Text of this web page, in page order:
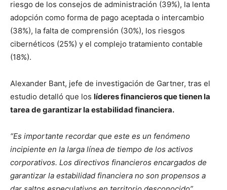
riesgo de los consejos de administración (39%), la lenta
adopción como forma de pago aceptada o intercambio
(38%), la falta de comprensión (30%), los riesgos
cibernéticos (25%) y el complejo tratamiento contable
(18%).
Alexander Bant, jefe de investigación de Gartner, tras el
estudio detalló que los líderes financieros que tienen la
tarea de garantizar la estabilidad financiera.
“Es importante recordar que este es un fenómeno
incipiente en la larga línea de tiempo de los activos
corporativos. Los directivos financieros encargados de
garantizar la estabilidad financiera no son propensos a